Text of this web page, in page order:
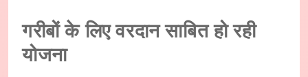
गरीबों के लिए वरदान साबित हो रही
योजना